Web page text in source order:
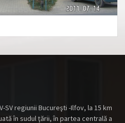
SV regiunii Bucureşti -Ilfov, la 15 km
în sudul ţării, în partea centrală a